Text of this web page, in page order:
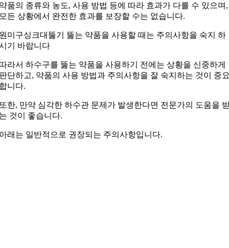
품의 종류와 농도, 사용 방법 등에 따라 효과가 다를 수 있으며,
든 상황에서 완전한 효과를 보장할 수는 없습니다.
미구싱크대뚫기 뚫는 약품을 사용할 때는 주의사항을 숙지 하
기 바랍니다
라서 하수구를 뚫는 약품을 사용하기 전에는 상황을 신중하게
단하고, 약품의 사용 방법과 주의사항을 잘 숙지하는 것이 중
니다.
한, 만약 심각한 하수관 문제가 발생한다면 전문가의 도움을
것이 좋습니다.
래는 일반적으로 권장되는 주의사항입니다.